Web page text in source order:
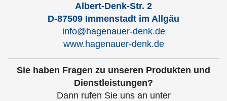
Albert-Denk-Str. 2
D-87509 Immenstadt im Allgäu
info@hagenauer-denk.de
www.hagenauer-denk.de
Sie haben Fragen zu unseren Produkten und
Dienstleistungen?
Dann rufen Sie uns an unter